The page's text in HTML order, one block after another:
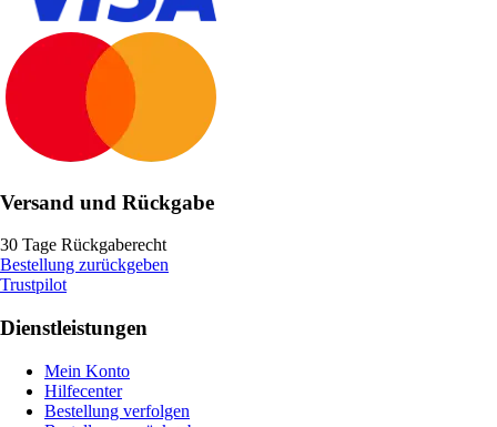
Versand und Rückgabe
30 Tage Rückgaberecht
Bestellung zurückgeben
Trustpilot
Dienstleistungen
Mein Konto
Hilfecenter
Bestellung verfolgen